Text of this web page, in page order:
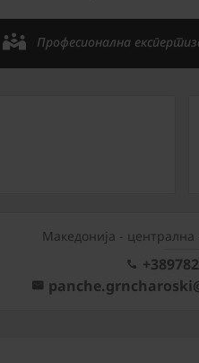
Професионална
Mакедонија -